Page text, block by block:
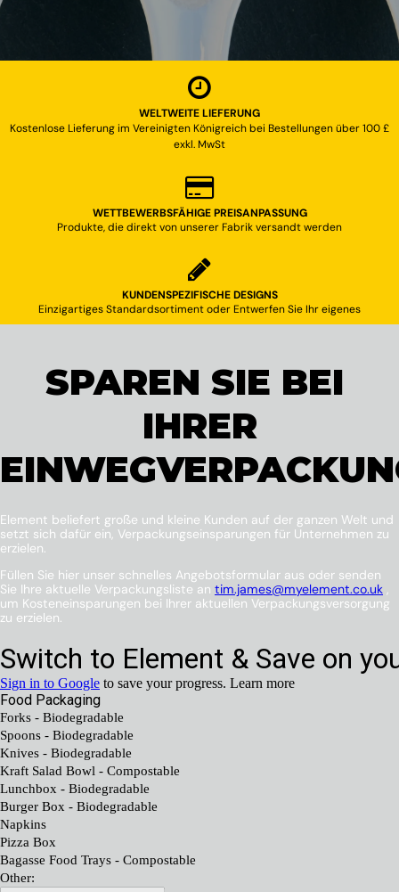
WELTWEITE LIEFERUNG
Kostenlose Lieferung im Vereinigten Königreich bei Bestellungen über 100 £
exkl. MwSt
WETTBEWERBSFÄHIGE PREISANPASSUNG
Produkte, die direkt von unserer Fabrik versandt werden
KUNDENSPEZIFISCHE DESIGNS
Einzigartiges Standardsortiment oder Entwerfen Sie Ihr eigenes
SPAREN SIE BEI ​​
IHRER
Element beliefert große und kleine Kunden auf der ganzen Welt und
setzt sich dafür ein, Verpackungseinsparungen für Unternehmen zu
erzielen.
Füllen Sie hier unser schnelles Angebotsformular aus oder senden
Sie Ihre aktuelle Verpackungsliste an tim.james@myelement.co.uk ,
um Kosteneinsparungen bei Ihrer aktuellen Verpackungsversorgung
zu erzielen.